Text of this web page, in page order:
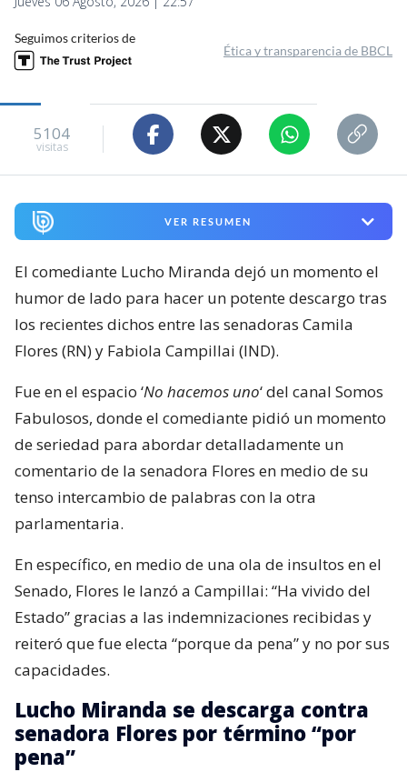
Seguimos criterios de
Ética y transparencia de BBCL
5104
visitas
VER RESUMEN
El comediante Lucho Miranda dejó un momento el
humor de lado para hacer un potente descargo tras
los recientes dichos entre las senadoras Camila
Flores (RN) y Fabiola Campillai (IND).
Fue en el espacio ‘No hacemos uno‘ del canal Somos
Fabulosos, donde el comediante pidió un momento
de seriedad para abordar detalladamente un
comentario de la senadora Flores en medio de su
tenso intercambio de palabras con la otra
parlamentaria.
En específico, en medio de una ola de insultos en el
Senado, Flores le lanzó a Campillai: “Ha vivido del
Estado” gracias a las indemnizaciones recibidas y
reiteró que fue electa “porque da pena” y no por sus
capacidades.
Lucho Miranda se descarga contra
senadora Flores por término “por
pena”